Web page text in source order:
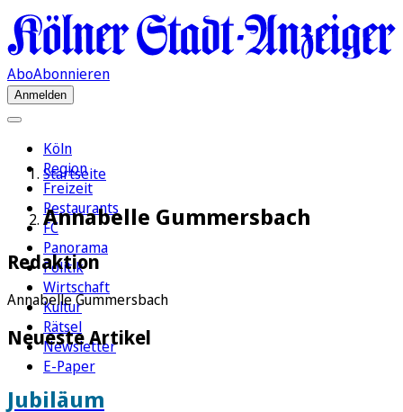
AboAbonnieren
Anmelden
Köln
Region
Freizeit
Restaurants
FC
Panorama
Politik
Wirtschaft
Kultur
Rätsel
Newsletter
E-Paper
Startseite
Annabelle Gummersbach
Redaktion
Annabelle Gummersbach
Neueste Artikel
Jubiläum